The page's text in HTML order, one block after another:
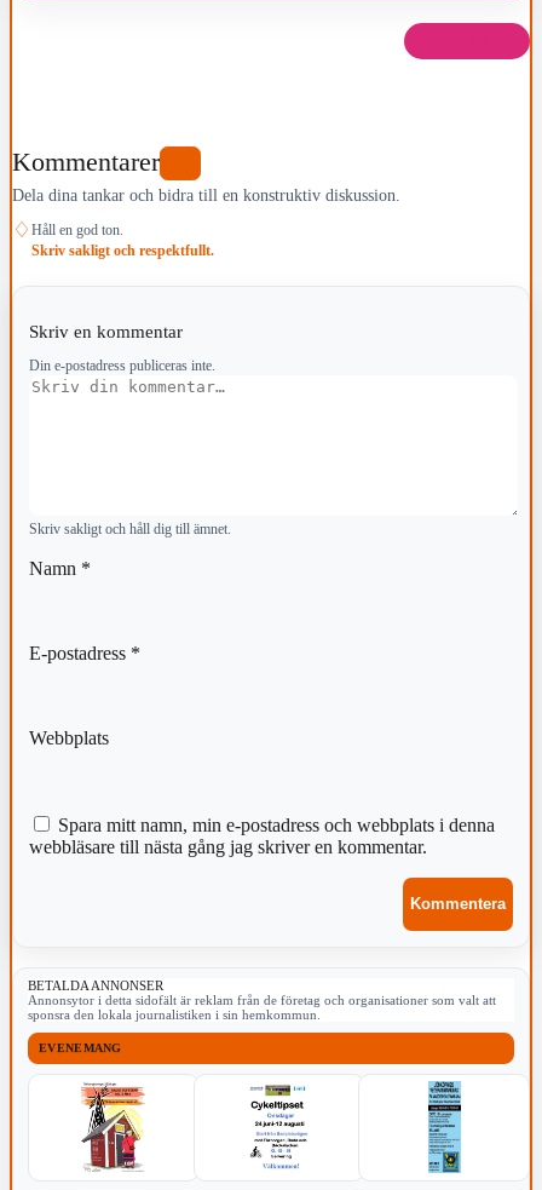
Kommentarer
Dela dina tankar och bidra till en konstruktiv diskussion.
♢ Håll en god ton.
Skriv sakligt och respektfullt.
Skriv en kommentar
Din e-postadress publiceras inte.
Kommentar
Skriv sakligt och håll dig till ämnet.
Namn *
E-postadress *
Webbplats
Spara mitt namn, min e-postadress och webbplats i denna
webbläsare till nästa gång jag skriver en kommentar.
BETALDA ANNONSER
Annonsytor i detta sidofält är reklam från de företag och organisationer som valt att
sponsra den lokala journalistiken i sin hemkommun.
EVENEMANG